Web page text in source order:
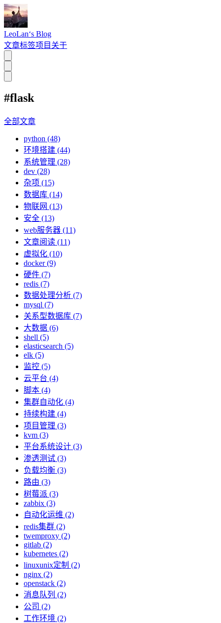
LeoLan‘s Blog
文章标签项目 关于
#flask
全部文章
python (48)
环境搭建 (44)
系统管理 (28)
dev (28)
杂项 (15)
数据库 (14)
物联网 (13)
安全 (13)
web服务器 (11)
文章阅读 (11)
虚拟化 (10)
docker (9)
硬件 (7)
redis (7)
数据处理分析 (7)
mysql (7)
关系型数据库 (7)
大数据 (6)
shell (5)
elasticsearch (5)
elk (5)
监控 (5)
云平台 (4)
脚本 (4)
集群自动化 (4)
持续构建 (4)
项目管理 (3)
kvm (3)
平台系统设计 (3)
渗透测试 (3)
负载均衡 (3)
路由 (3)
树莓派 (3)
zabbix (3)
自动化运维 (2)
redis集群 (2)
twemproxy (2)
gitlab (2)
kubernetes (2)
linuxunix定制 (2)
nginx (2)
openstack (2)
消息队列 (2)
公司 (2)
工作环境 (2)